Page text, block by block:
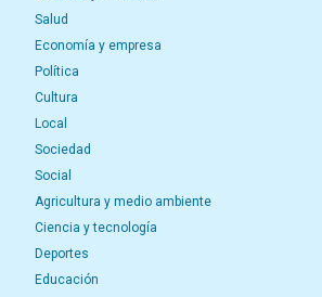
Salud
Economía y empresa
Política
Cultura
Local
Sociedad
Social
Agricultura y medio ambiente
Ciencia y tecnología
Deportes
Educación